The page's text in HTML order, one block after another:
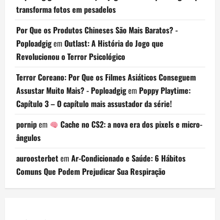
transforma fotos em pesadelos
Por Que os Produtos Chineses São Mais Baratos? -
Poploadgigem Outlast: A História do Jogo que
Revolucionou o Terror Psicológico
Terror Coreano: Por Que os Filmes Asiáticos Conseguem
Assustar Muito Mais? - Poploadgigem Poppy Playtime:
Capítulo 3 – O capítulo mais assustador da série!
pornipem
Cache no CS2: a nova era dos pixels e micro-
ângulos
auroosterbetem Ar-Condicionado e Saúde: 6 Hábitos
Comuns Que Podem Prejudicar Sua Respiração